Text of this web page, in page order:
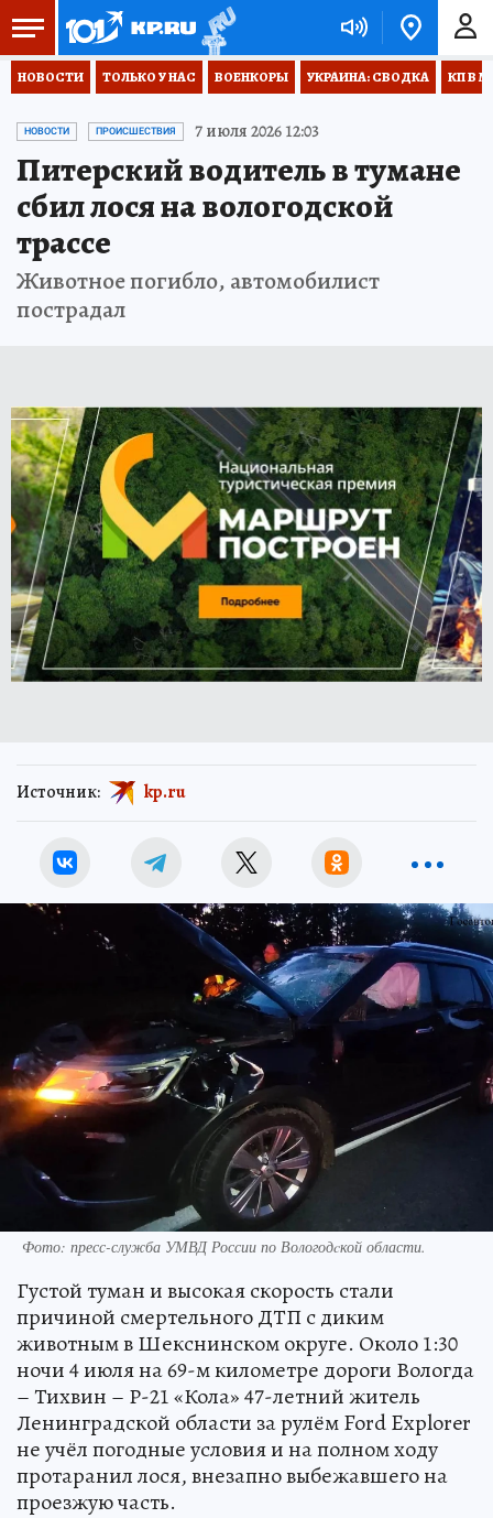
НОВОСТИ ТОЛЬКО У НАС ВОЕНКОРЫ УКРАИНА: СВОДКА КП В
НОВОСТИ ПРОИСШЕСТВИЯ 7 июля 2026 12:03
Питерский водитель в тумане
сбил лося на вологодской
трассе
Животное погибло, автомобилист
пострадал
Источник: kp.ru
Фото: пресс-служба УМВД России по Вологодcкой области.
Густой туман и высокая скорость стали
причиной смертельного ДТП с диким
животным в Шекснинском округе. Около 1:30
ночи 4 июля на 69-м километре дороги Вологда
– Тихвин – Р-21 «Кола» 47-летний житель
Ленинградской области за рулём Ford Explorer
не учёл погодные условия и на полном ходу
протаранил лося, внезапно выбежавшего на
проезжую часть.